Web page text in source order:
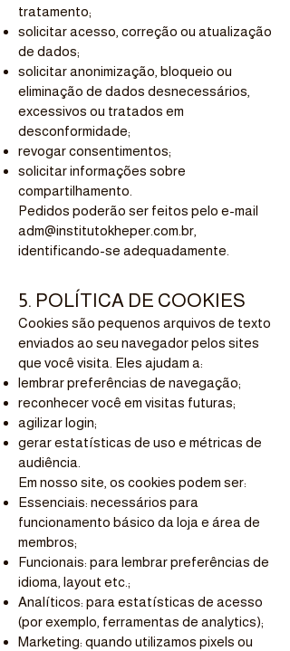
tratamento;
solicitar acesso, correção ou atualização
de dados;
solicitar anonimização, bloqueio ou
eliminação de dados desnecessários,
excessivos ou tratados em
desconformidade;
revogar consentimentos;
solicitar informações sobre
compartilhamento.
Pedidos poderão ser feitos pelo e-mail
adm@institutokheper.com.br
identificando-se adequadamente.
5. POLÍTICA DE COOKIES
Cookies são pequenos arquivos de texto
enviados ao seu navegador pelos sites
que você visita. Eles ajudam a:
lembrar preferências de navegação;
reconhecer você em visitas futuras;
agilizar login;
gerar estatísticas de uso e métricas de
audiência.
Em nosso site, os cookies podem ser:
Essenciais: necessários para
funcionamento básico da loja e área de
membros;
Funcionais: para lembrar preferências de
idioma, layout etc.;
Analíticos: para estatísticas de acesso
(por exemplo, ferramentas de analytics);
Marketing: quando utilizamos pixels ou